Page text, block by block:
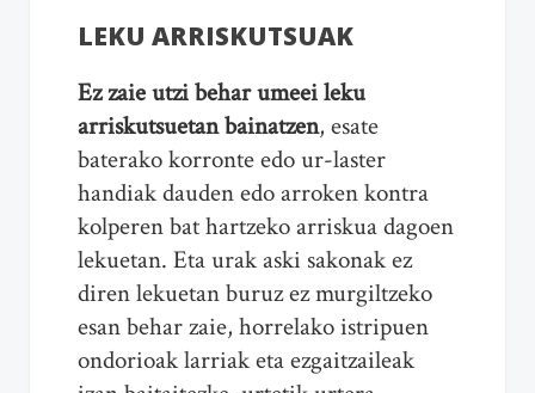
LEKU ARRISKUTSUAK
Ez zaie utzi behar umeei leku
arriskutsuetan bainatzen, esate
baterako korronte edo ur-laster
handiak dauden edo arroken kontra
kolperen bat hartzeko arriskua dagoen
lekuetan. Eta urak aski sakonak ez
diren lekuetan buruz ez murgiltzeko
esan behar zaie, horrelako istripuen
ondorioak larriak eta ezgaitzaileak